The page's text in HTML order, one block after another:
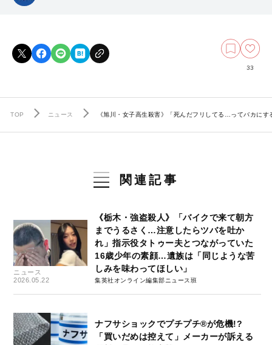
33
TOP ニュース 《旭川・女子高生殺害》「死んだフリしてる…ってバカに
関連記事
ニュース
2026.05.22
《栃木・強盗殺人》「バイクで来て朝方
までうるさく…注意したらツバを吐か
れ」指示役タトゥー夫とつながっていた
16歳少年の素顔…遺族は「同じような苦
しみを味わってほしい」
集英社オンライン編集部ニュース班
ナフサショックでプチプチ®が危機!?
「買いだめは控えて」メーカーが訴える